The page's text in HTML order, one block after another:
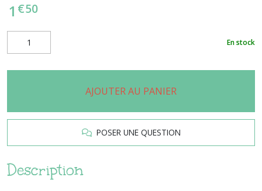
1 €50
En stock
AJOUTER AU PANIER
POSER UNE QUESTION
Description